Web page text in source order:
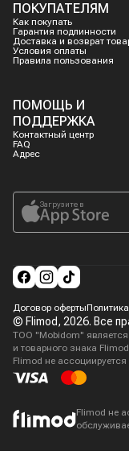
ПОКУПАТЕЛЯМ
Как покупать
Гарантия подлинности
Доставка и возврат
Условия оплаты
Правила пользования
ПОМОЩЬ И
ПОДДЕРЖКА
Контактный центр
FAQ
Адрес
Загрузите в
Договор оферты
© Flimod, 2026. Все
ТОО "Mobidom"
и товарного знака Flimod
Flimod не
Flimod не